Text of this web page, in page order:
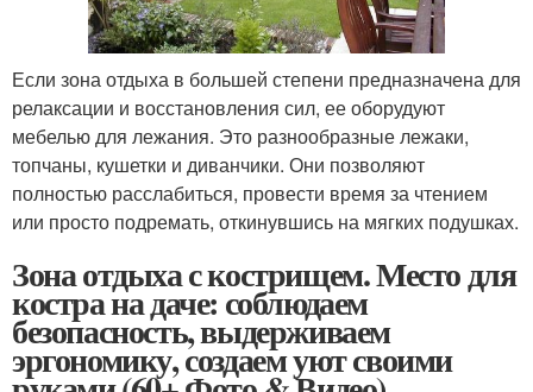
Если зона отдыха в большей степени предназначена для
релаксации и восстановления сил, ее оборудуют
мебелью для лежания. Это разнообразные лежаки,
топчаны, кушетки и диванчики. Они позволяют
полностью расслабиться, провести время за чтением
или просто подремать, откинувшись на мягких подушках.
Зона отдыха с кострищем. Место для
костра на даче: соблюдаем
безопасность, выдерживаем
эргономику, создаем уют своими